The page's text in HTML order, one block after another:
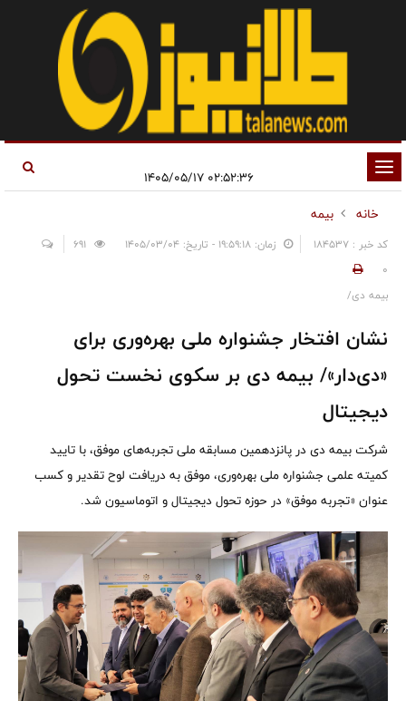
تغییر
وضعیت
ناوبری
خانه
بیمه
کد خبر : 184537 زمان: ۱۹:۵۹:۱۸ - تاریخ: ۱۴۰۵/۰۳/۰۴
0
بیمه دی/
نشان افتخار جشنواره ملی بهره‌وری برای
«دی‌دار»/ بیمه دی بر سکوی نخست تحول
دیجیتال
شرکت بیمه دی در پانزدهمین مسابقه ملی تجربه‌های موفق، با تایید
کمیته علمی جشنواره ملی بهره‌وری، موفق به دریافت لوح تقدیر و کسب
عنوان «تجربه موفق» در حوزه تحول دیجیتال و اتوماسیون شد.